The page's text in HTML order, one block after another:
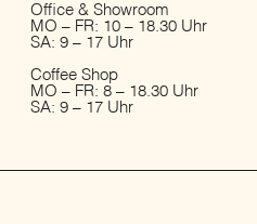
Office & Showroom
MO – FR: 10 – 18.30 Uhr
SA: 9 – 17 Uhr
Coffee Shop
MO – FR: 8 – 18.30 Uhr
SA: 9 – 17 Uhr